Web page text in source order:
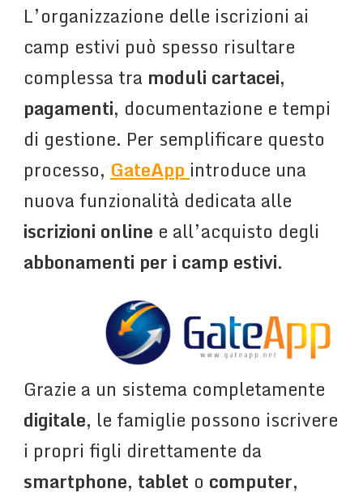
L’organizzazione delle iscrizioni ai
camp estivi può spesso risultare
complessa tra moduli cartacei,
pagamenti, documentazione e tempi
di gestione. Per semplificare questo
processo, GateApp introduce una
nuova funzionalità dedicata alle
iscrizioni online e all’acquisto degli
abbonamenti per i camp estivi.
Grazie a un sistema completamente
digitale, le famiglie possono iscrivere
i propri figli direttamente da
smartphone, tablet o computer,